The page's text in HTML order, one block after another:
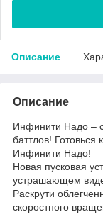
Описание
Описание
Инфинити Надо –
баттлов! Готовься
Инфинити Надо!
Новая пусковая
устрашающем
Раскрути
скоростного